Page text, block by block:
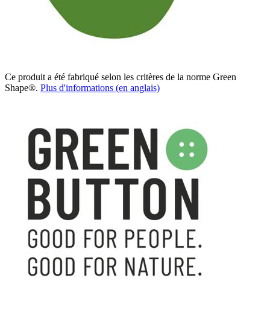
Ce produit a été fabriqué selon les critères de la norme Green
Shape®. Plus d'informations (en anglais)